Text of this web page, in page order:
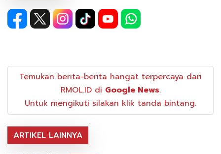
Temukan berita-berita hangat terpercaya dari
RMOL.ID di Google News.
Untuk mengikuti silakan klik tanda bintang.
ARTIKEL LAINNYA